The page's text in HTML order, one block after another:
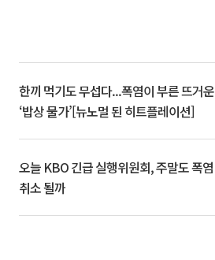
한끼 먹기도 무섭다...폭염이 부른 뜨거운
‘밥상 물가’[뉴노멀 된 히트플레이션]
오늘 KBO 긴급 실행위원회, 주말도 폭염
취소 될까